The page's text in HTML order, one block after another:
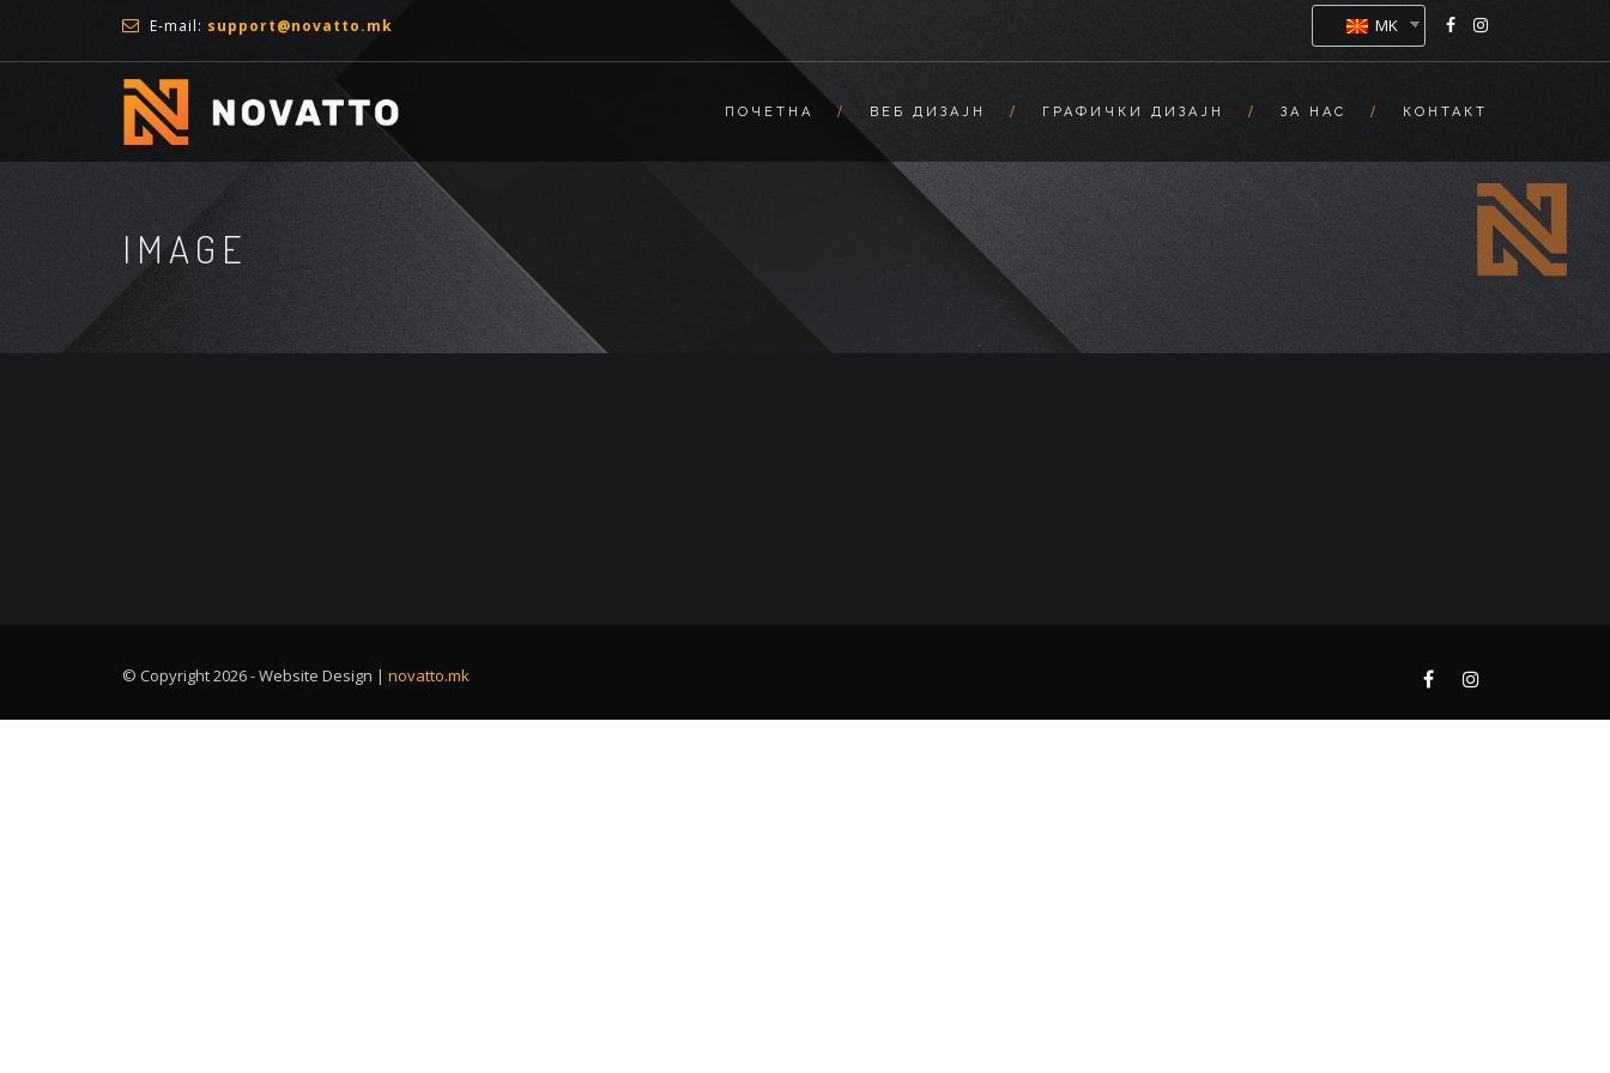
E-mail: support@novatto.mk MK
ПОЧЕТНА ВЕБ ДИЗАЈН ГРАФИЧКИ ДИЗАЈН ЗА НАС КОНТАКТ
IMAGE
© Copyright 2026 - Website Design | novatto.mk